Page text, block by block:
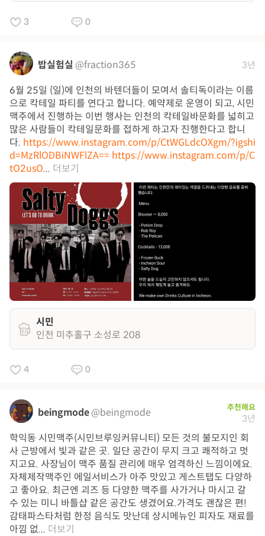
3 0
밥실험실 @fraction365 3년
6월 25일 (일)에 인천의 바텐더들이 모여서 솔티독이라는 이름
으로 칵테일 파티를 연다고 합니다. 예약제로 운영이 되고, 시민
맥주에서 진행하는 이번 행사는 인천의 칵테일바문화를 넓히고
많은 사람들이 칵테일문화를 접하게 하고자 진행한다고 합니
다. https://www.instagram.com/p/CtWGLdcOXgm/?igshi
d=MzRlODBiNWFlZA== https://www.instagram.com/p/C
tO2usO... 더보기
시민
인천 미추홀구 소성로 208
4 0
beingmode@beingmode 추천해요
3년
학익동 시민맥주(시민브루잉커뮤니티) 모든 것의 불모지인 회
사 근방에서 빛과 같은 곳. 일단 공간이 무지 크고 쾌적하고 멋
지고요. 사장님이 맥주 품질 관리에 매우 엄격하신 느낌이에요.
자체제작맥주인 에일서비스가 아주 맛있고 게스트탭도 다양하
고 좋아요. 최근엔 괴즈 등 다양한 맥주를 사가거나 마시고 갈
수 있는 미니 바틀샵 같은 공간도 생겼어요.가격도 괜찮은 편!
감태파스타처럼 한정 음식도 맛난데 상시메뉴인 피자도 재료를
아낌 없... 더보기